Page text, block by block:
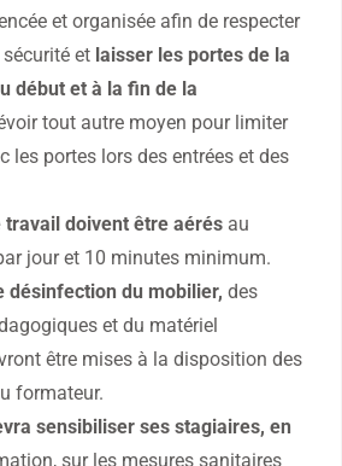
et organisée afin de respecter
et laisser les portes de la
début et à la fin de la
tout autre moyen pour limiter
les portes lors des entrées et des
travail doivent être aérés au
jour et 10 minutes minimum.
désinfection du mobilier, des
et du matériel
être mises à la disposition des
formateur.
sensibiliser ses stagiaires, en
sur les mesures sanitaires